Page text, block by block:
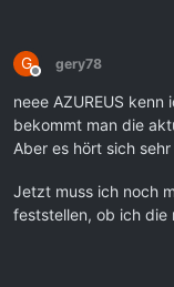
G
Offline
gery78
neee AZUREUS kenn
bekommt man die
Aber es hört sich
Jetzt muss ich noch
feststellen, ob ich die